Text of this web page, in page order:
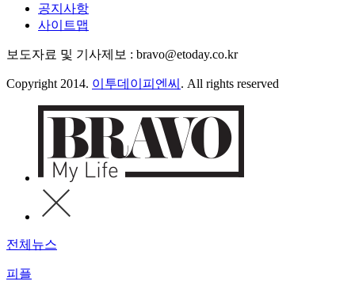
공지사항
사이트맵
보도자료 및 기사제보 : bravo@etoday.co.kr
Copyright 2014. 이투데이피엔씨 . All rights reserved
전체뉴스
피플